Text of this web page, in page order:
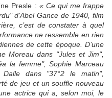
Presle : « Ce qui me frappe
d’Abel Gance de 1940, film
c’est de constater à quel
ne ressemble en rien
de cette époque. D’une
Moreau dans "Jules et Jim",
la femme", Sophie Marceau
dans "37°2 le matin",
de jeu et un souffle nouveau
actrice qui a, selon moi, le